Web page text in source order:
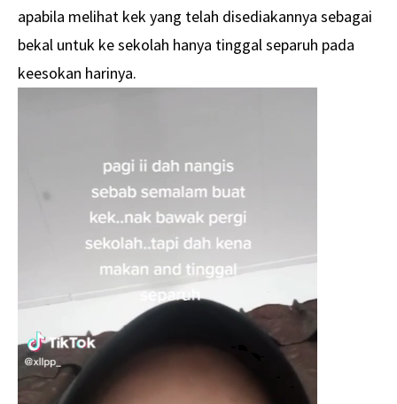
apabila melihat kek yang telah disediakannya sebagai
bekal untuk ke sekolah hanya tinggal separuh pada
keesokan harinya.